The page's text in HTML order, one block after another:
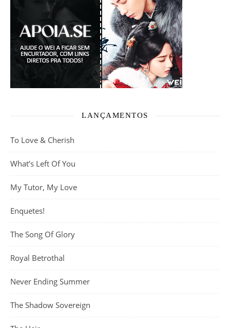
LANÇAMENTOS
To Love & Cherish
What’s Left Of You
My Tutor, My Love
Enquetes!
The Song Of Glory
Royal Betrothal
Never Ending Summer
The Shadow Sovereign